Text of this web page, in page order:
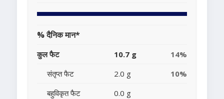
% दैनिक मान*
कुल फैट 10.7 g
14%
संतृप्त फैट
2.0 g
10%
बहुविकृत फैट
0.0 g